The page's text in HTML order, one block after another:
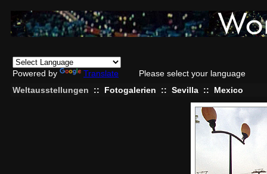
Powered by Translate
Please select your language
Weltausstellungen
:: Fotogalerien :: Sevilla :: Mexico